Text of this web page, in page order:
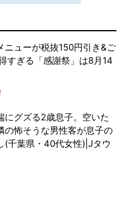
ニューが税抜150円引き&ご
すぎる「感謝祭」は8月14
にグズる2歳息子。空いた
の怖そうな男性客が息子の
(千葉県・40代女性)|Jタウ